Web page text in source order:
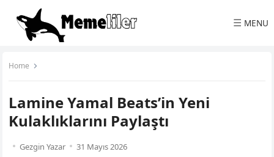
☰ MENU
Home
Lamine Yamal Beats’in Yeni
Kulaklıklarını Paylaştı
Gezgin Yazar 31 Mayıs 2026